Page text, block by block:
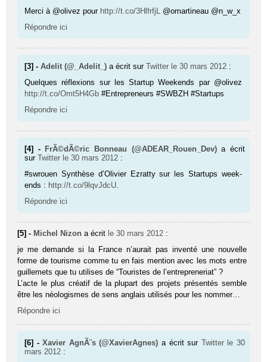
Merci à @olivez pour http://t.co/3HlfrfjL
@omartineau @n_w_x
Répondre ici
[3] -Adelit (@_Adelit_) a écrit surTwitter le 30 mars 2012 :
Quelques réflexions sur les Startup Weekends par @olivez
http://t.co/Omt5H4Gb #Entrepreneurs #SWBZH #Startups
Répondre ici
[4] - FrÃ©dÃ©ric Bonneau (@ADEAR_Rouen_Dev) a écrit
surTwitter le 30 mars 2012 :
#swrouen Synthèse d’Olivier Ezratty sur les Startups week-
ends : http://t.co/9lqvJdcU
Répondre ici
[5] - Michel Nizon a écrit le 30 mars 2012 :
je me demande si la France n’aurait pas inventé une nouvelle
forme de tourisme comme tu en fais mention avec les mots entre
guillemets que tu utilises de “Touristes de l’entrepreneriat” ?
L’acte le plus créatif de la plupart des projets présentés semble
être les néologismes de sens anglais utilisés pour les nommer…
Répondre ici
[6] -Xavier AgnÃ¨s (@XavierAgnes) a écrit sur Twitter le 30
mars 2012 :